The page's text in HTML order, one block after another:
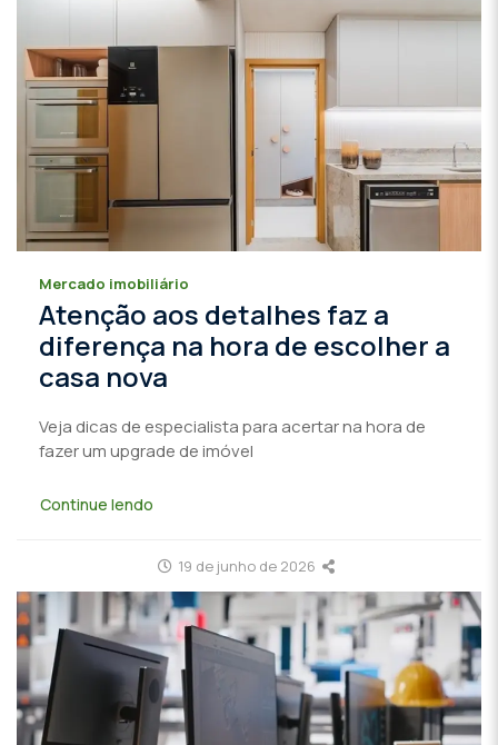
Mercado imobiliário
Atenção aos detalhes faz a
diferença na hora de escolher a
casa nova
Veja dicas de especialista para acertar na hora de
fazer um upgrade de imóvel
Continue lendo
19 de junho de 2026